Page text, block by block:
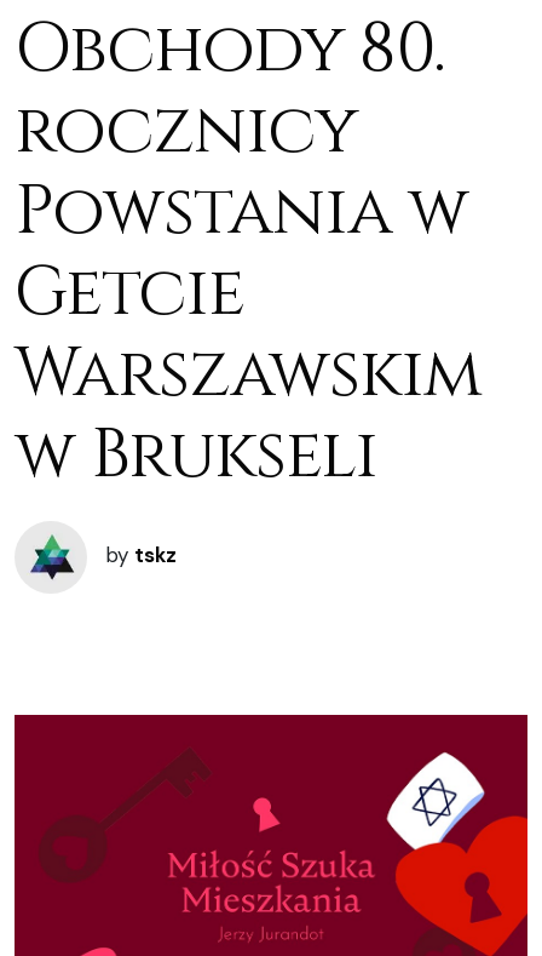
Obchody 80.
rocznicy
Powstania w
Getcie
Warszawskim
w Brukseli
by tskz